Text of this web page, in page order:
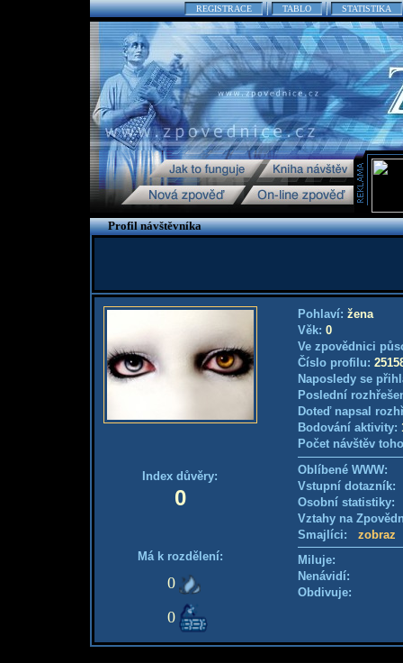
REGISTRACE TABLO STATISTIKA
Profil návštěvníka
Index důvěry:
0
Má k rozdělení:
0
0
Pohlaví: žena
Věk: 0
Ve zpovědnici
Číslo profilu:
Naposledy se
Poslední
Doteď napsal
Bodování aktivity:
Počet návštěv
Oblíbené WWW:
Vstupní
Osobní
Vztahy na
Smajlíci: zobraz
Miluje:
Nenávidí:
Obdivuje: